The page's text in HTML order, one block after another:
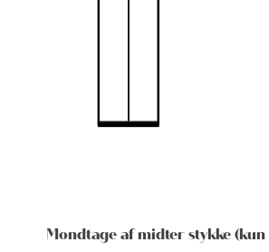
Mondtage af midter stykke